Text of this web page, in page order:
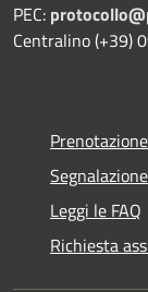
PEC:
Centralino (+39)
Leggi le FAQ
Richiesta